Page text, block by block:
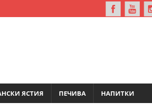
ЯСТИЯ ПЕЧИВА НАПИТКИ